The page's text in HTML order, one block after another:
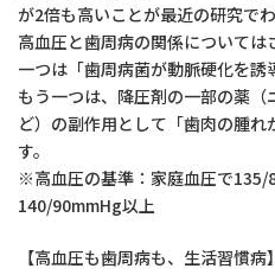
が2倍も高いことが最近の研究で
高血圧と歯周病の関係については
一つは「歯周病菌が動脈硬化を誘
もう一つは、降圧剤の一部の薬
ど）の副作用として「歯肉の腫
す。
※高血圧の基準：家庭血圧で135/
140/90mmHg以上
【高血圧も歯周病も、生活習慣病】